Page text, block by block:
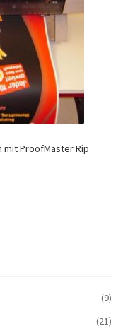
mit ProofMaster Rip
(9)
(21)